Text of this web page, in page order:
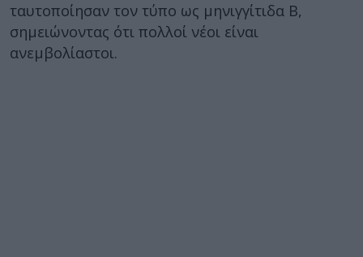
ταυτοποίησαν τον τύπο ως μηνιγγίτιδα Β,
σημειώνοντας ότι πολλοί νέοι είναι
ανεμβολίαστοι.